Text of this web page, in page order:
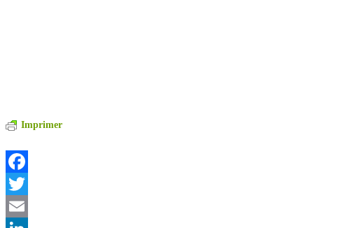
Imprimer
Facebook
Twitter